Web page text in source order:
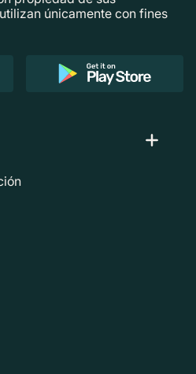
únicamente con fines